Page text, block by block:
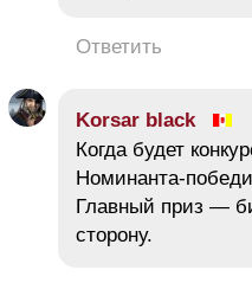
Ответить
Korsar black
Когда будет
Номинанта-
Главный приз —
сторону.